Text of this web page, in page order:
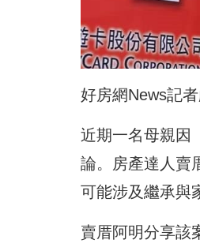
好房網News記
近期一名母親因
論。房產達人賣
可能涉及繼承與
賣厝阿明分享該